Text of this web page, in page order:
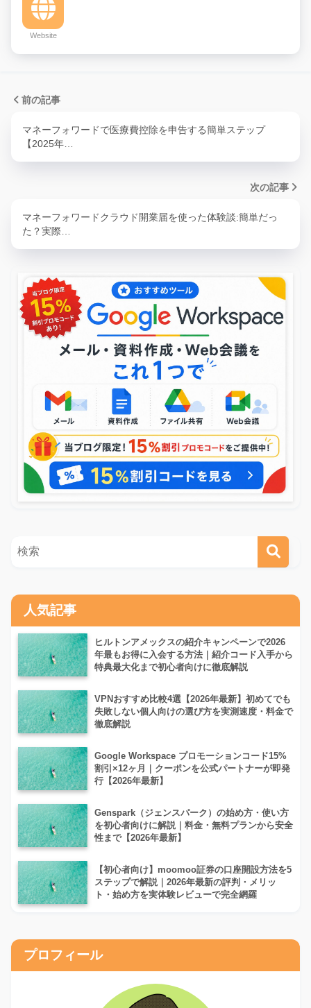
Website
前の記事
マネーフォワードで医療費控除を申告する簡単ステップ
【2025年…
次の記事
マネーフォワードクラウド開業届を使った体験談:簡単だっ
た？実際…
人気記事
ヒルトンアメックスの紹介キャンペーンで2026
年最もお得に入会する方法｜紹介コード入手から
特典最大化まで初心者向けに徹底解説
VPNおすすめ比較4選【2026年最新】初めてでも
失敗しない個人向けの選び方を実測速度・料金で
徹底解説
Google Workspace プロモーションコード15%
割引×12ヶ月｜クーポンを公式パートナーが即発
行【2026年最新】
Genspark（ジェンスパーク）の始め方・使い方
を初心者向けに解説｜料金・無料プランから安全
性まで【2026年最新】
【初心者向け】moomoo証券の口座開設方法を5
ステップで解説｜2026年最新の評判・メリッ
ト・始め方を実体験レビューで完全網羅
プロフィール